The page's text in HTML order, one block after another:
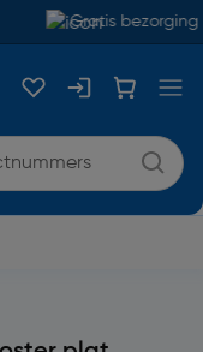
Gratis bezorging